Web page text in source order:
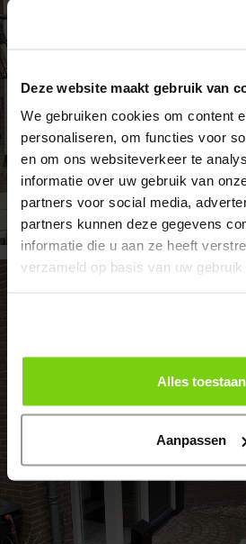
Deze website maakt gebruik van
We gebruiken cookies om content
personaliseren, om functies voor
en om ons websiteverkeer te
informatie over uw gebruik van
partners voor social media,
partners kunnen deze gegevens
informatie die u aan ze heeft
verzameld op basis van uw
Alles toestaan
Aanpassen
Van maandag 20 juli tot en
augustus zijn wij gesloten in
zomervakantie.
Heb je in de tussentijd een
gerust eenberichtje , dan